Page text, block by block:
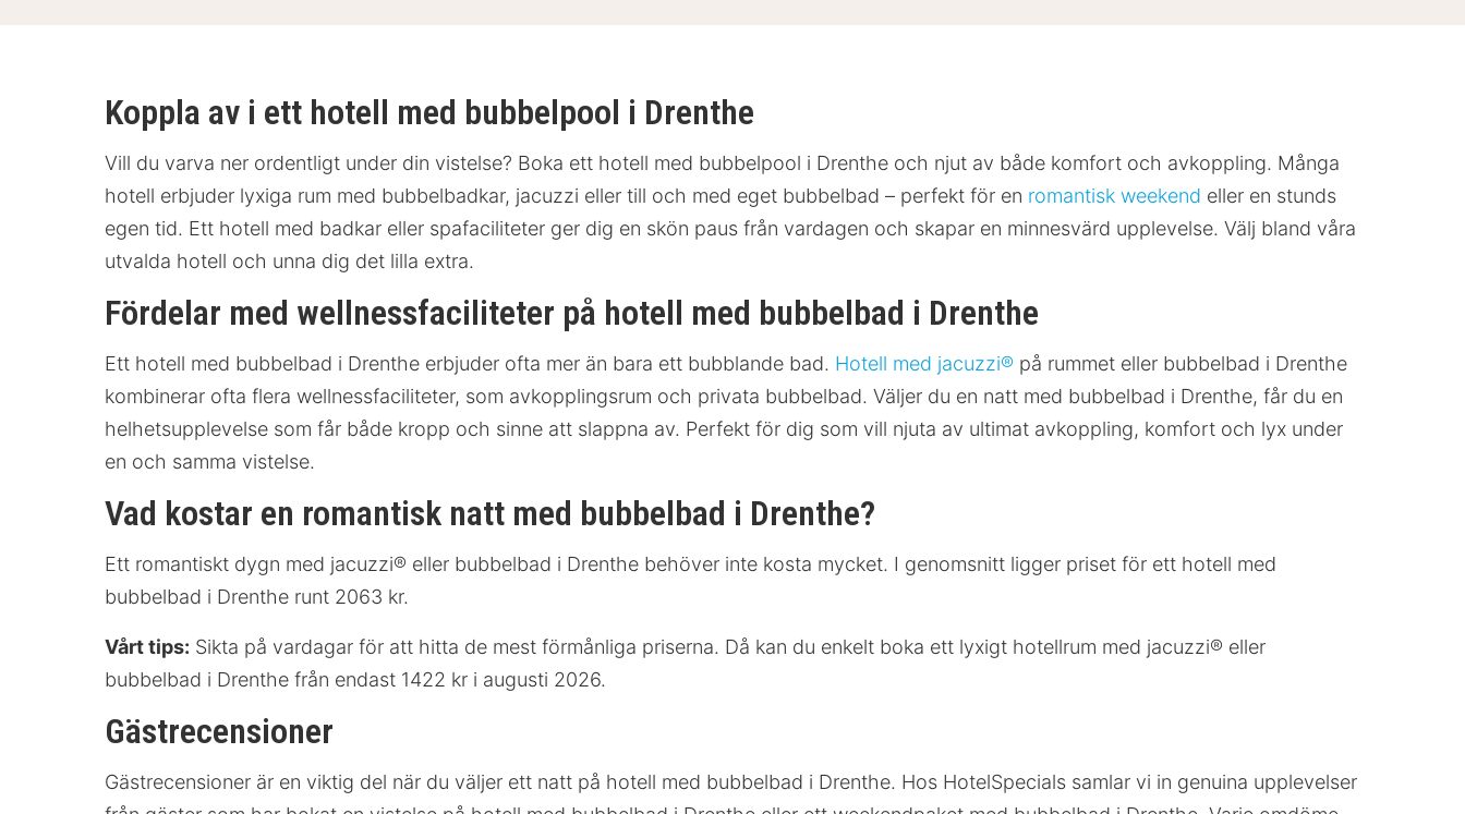
Koppla av i ett hotell med bubbelpool i Drenthe
Vill du varva ner ordentligt under din vistelse? Boka ett hotell med bubbelpool i Drenthe och njut av både komfort och avkoppling. Många
hotell erbjuder lyxiga rum med bubbelbadkar, jacuzzi eller till och med eget bubbelbad – perfekt för en romantisk weekend eller en stunds
egen tid. Ett hotell med badkar eller spafaciliteter ger dig en skön paus från vardagen och skapar en minnesvärd upplevelse. Välj bland våra
utvalda hotell och unna dig det lilla extra.
Fördelar med wellnessfaciliteter på hotell med bubbelbad i Drenthe
Ett hotell med bubbelbad i Drenthe erbjuder ofta mer än bara ett bubblande bad. Hotell med jacuzzi® på rummet eller bubbelbad i Drenthe
kombinerar ofta flera wellnessfaciliteter, som avkopplingsrum och privata bubbelbad. Väljer du en natt med bubbelbad i Drenthe, får du en
helhetsupplevelse som får både kropp och sinne att slappna av. Perfekt för dig som vill njuta av ultimat avkoppling, komfort och lyx under
en och samma vistelse.
Vad kostar en romantisk natt med bubbelbad i Drenthe?
Ett romantiskt dygn med jacuzzi® eller bubbelbad i Drenthe behöver inte kosta mycket. I genomsnitt ligger priset för ett hotell med
bubbelbad i Drenthe runt 2063 kr.
Vårt tips: Sikta på vardagar för att hitta de mest förmånliga priserna. Då kan du enkelt boka ett lyxigt hotellrum med jacuzzi® eller
bubbelbad i Drenthe från endast 1422 kr i augusti 2026.
Gästrecensioner
Gästrecensioner är en viktig del när du väljer ett natt på hotell med bubbelbad i Drenthe. Hos HotelSpecials samlar vi in genuina upplevelser